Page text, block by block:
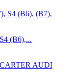
(B6),...